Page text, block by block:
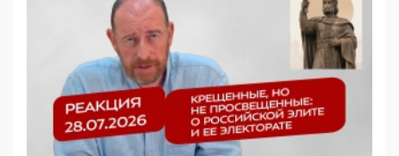
09:43, 01 Июня 2026
5G за счет здоровья граждан: Минцифры намерено
отобрать у регионов и муниципалитетов право
защищать жилые дома и социальные объекты от
05:58, 26 Мая 2026
Роскомнадзор освободили от борца с
деструктивным и опасным контентом